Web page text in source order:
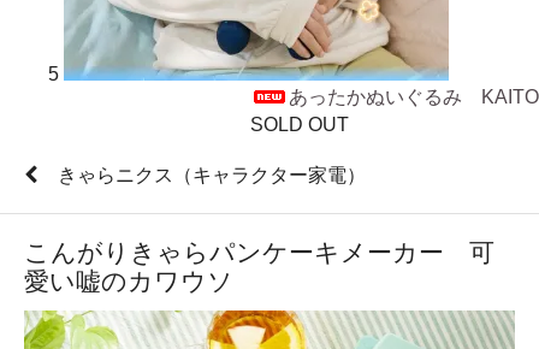
5
あったかぬいぐるみ KAITO
SOLD OUT
きゃらニクス（キャラクター家電）
こんがりきゃらパンケーキメーカー 可
愛い嘘のカワウソ